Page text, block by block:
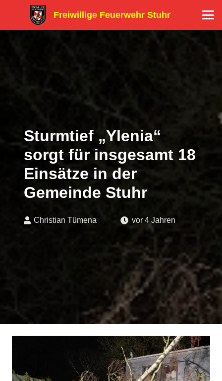
Freiwillige Feuerwehr Stuhr
Sturmtief „Ylenia“
sorgt für insgesamt 18
Einsätze in der
Gemeinde Stuhr
Christian Tümena vor 4 Jahren